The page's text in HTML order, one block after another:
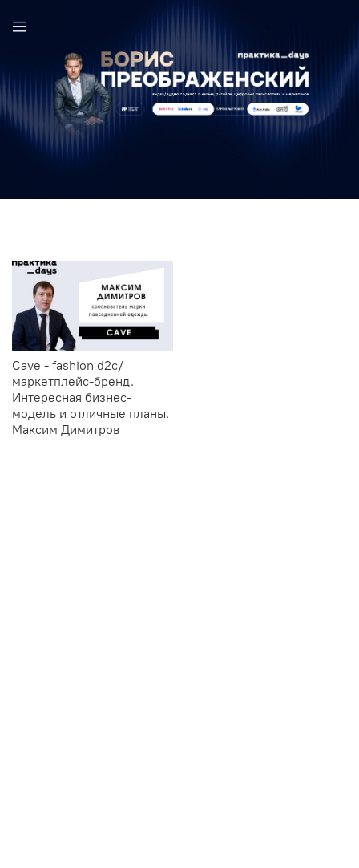
Cave - fashion d2с/
маркетплейс-бренд.
Интересная бизнес-
модель и отличные планы.
Максим Димитров